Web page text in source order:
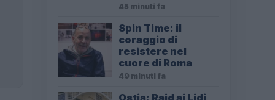
45 minuti fa
Spin Time: il
coraggio di
resistere nel
cuore di Roma
49 minuti fa
Ostia: Raid ai Lidi,